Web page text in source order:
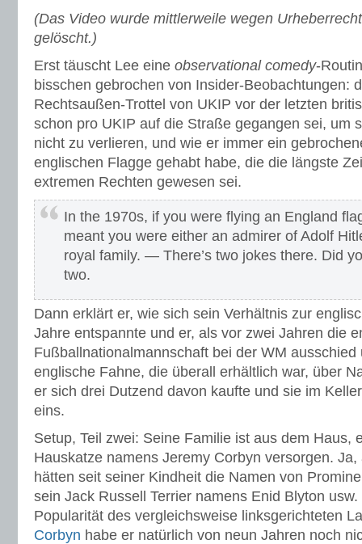
(Das Video wurde mittlerweile wegen
gelöscht.)
Erst täuscht Lee eine observational comedy-
bisschen gebrochen von Insider-Beobachtungen:
Rechtsaußen-Trottel von UKIP vor der letzten
schon pro UKIP auf die Straße gegangen sei, um
nicht zu verlieren, und wie er immer ein
englischen Flagge gehabt habe, die die längste
extremen Rechten gewesen sei.
In the 1970s, if you were flying an England
meant you were either an admirer of Adolf
royal family. — There’s two jokes there. Did
two.
Dann erklärt er, wie sich sein Verhältnis zur
Jahre entspannte und er, als vor zwei Jahren die
Fußballnationalmannschaft bei der WM
englische Fahne, die überall erhältlich war, über
er sich drei Dutzend davon kaufte und sie im
eins.
Setup, Teil zwei: Seine Familie ist aus dem Haus,
Hauskatze namens Jeremy Corbyn versorgen.
hätten seit seiner Kindheit die Namen von
sein Jack Russell Terrier namens Enid Blyton
Popularität des vergleichsweise linksgerichteten
Corbyn habe er natürlich von neun Jahren noch